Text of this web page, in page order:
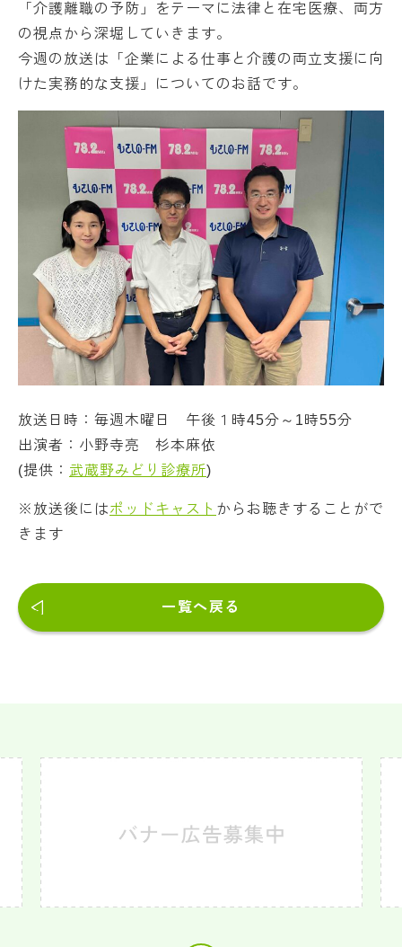
「介護離職の予防」をテーマに法律と在宅医療、両方
の視点から深堀していきます。
今週の放送は「企業による仕事と介護の両立支援に向
けた実務的な支援」についてのお話です。
放送日時：毎週木曜日 午後１時45分～1時55分
出演者：小野寺亮 杉本麻依
(提供： 武蔵野みどり診療所)
※放送後にはポッドキャスト からお聴きすることがで
きます
一覧へ戻る